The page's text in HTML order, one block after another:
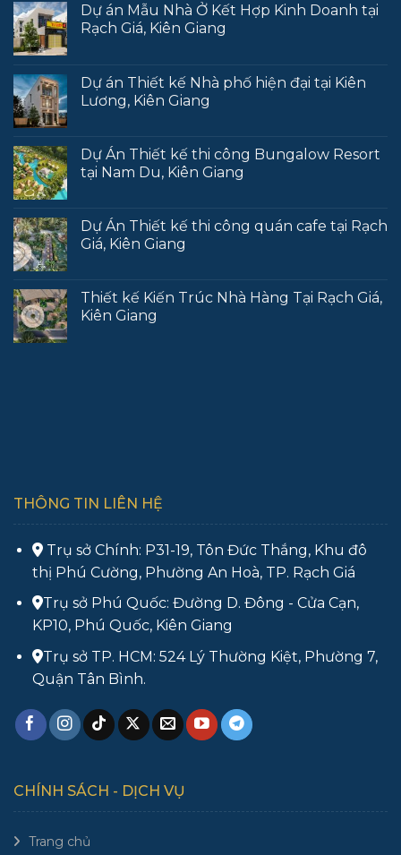
Dự án Mẫu Nhà Ở Kết Hợp Kinh Doanh tại
Rạch Giá, Kiên Giang
Dự án Thiết kế Nhà phố hiện đại tại Kiên
Lương, Kiên Giang
Dự Án Thiết kế thi công Bungalow Resort
tại Nam Du, Kiên Giang
Dự Án Thiết kế thi công quán cafe tại Rạch
Giá, Kiên Giang
Thiết kế Kiến Trúc Nhà Hàng Tại Rạch Giá,
Kiên Giang
THÔNG TIN LIÊN HỆ
Trụ sở Chính: P31-19, Tôn Đức Thắng, Khu đô
thị Phú Cường, Phường An Hoà, TP. Rạch Giá
Trụ sở Phú Quốc: Đường D. Đông - Cửa Cạn,
KP10, Phú Quốc, Kiên Giang
Trụ sở TP. HCM: 524 Lý Thường Kiệt, Phường 7,
Quận Tân Bình.
CHÍNH SÁCH - DỊCH VỤ
Trang chủ